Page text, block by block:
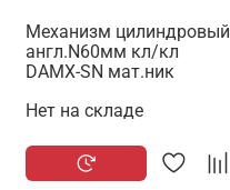
Механизм цилиндровый
англ.N60мм кл/кл
DAMX-SN мат.ник
Нет на складе